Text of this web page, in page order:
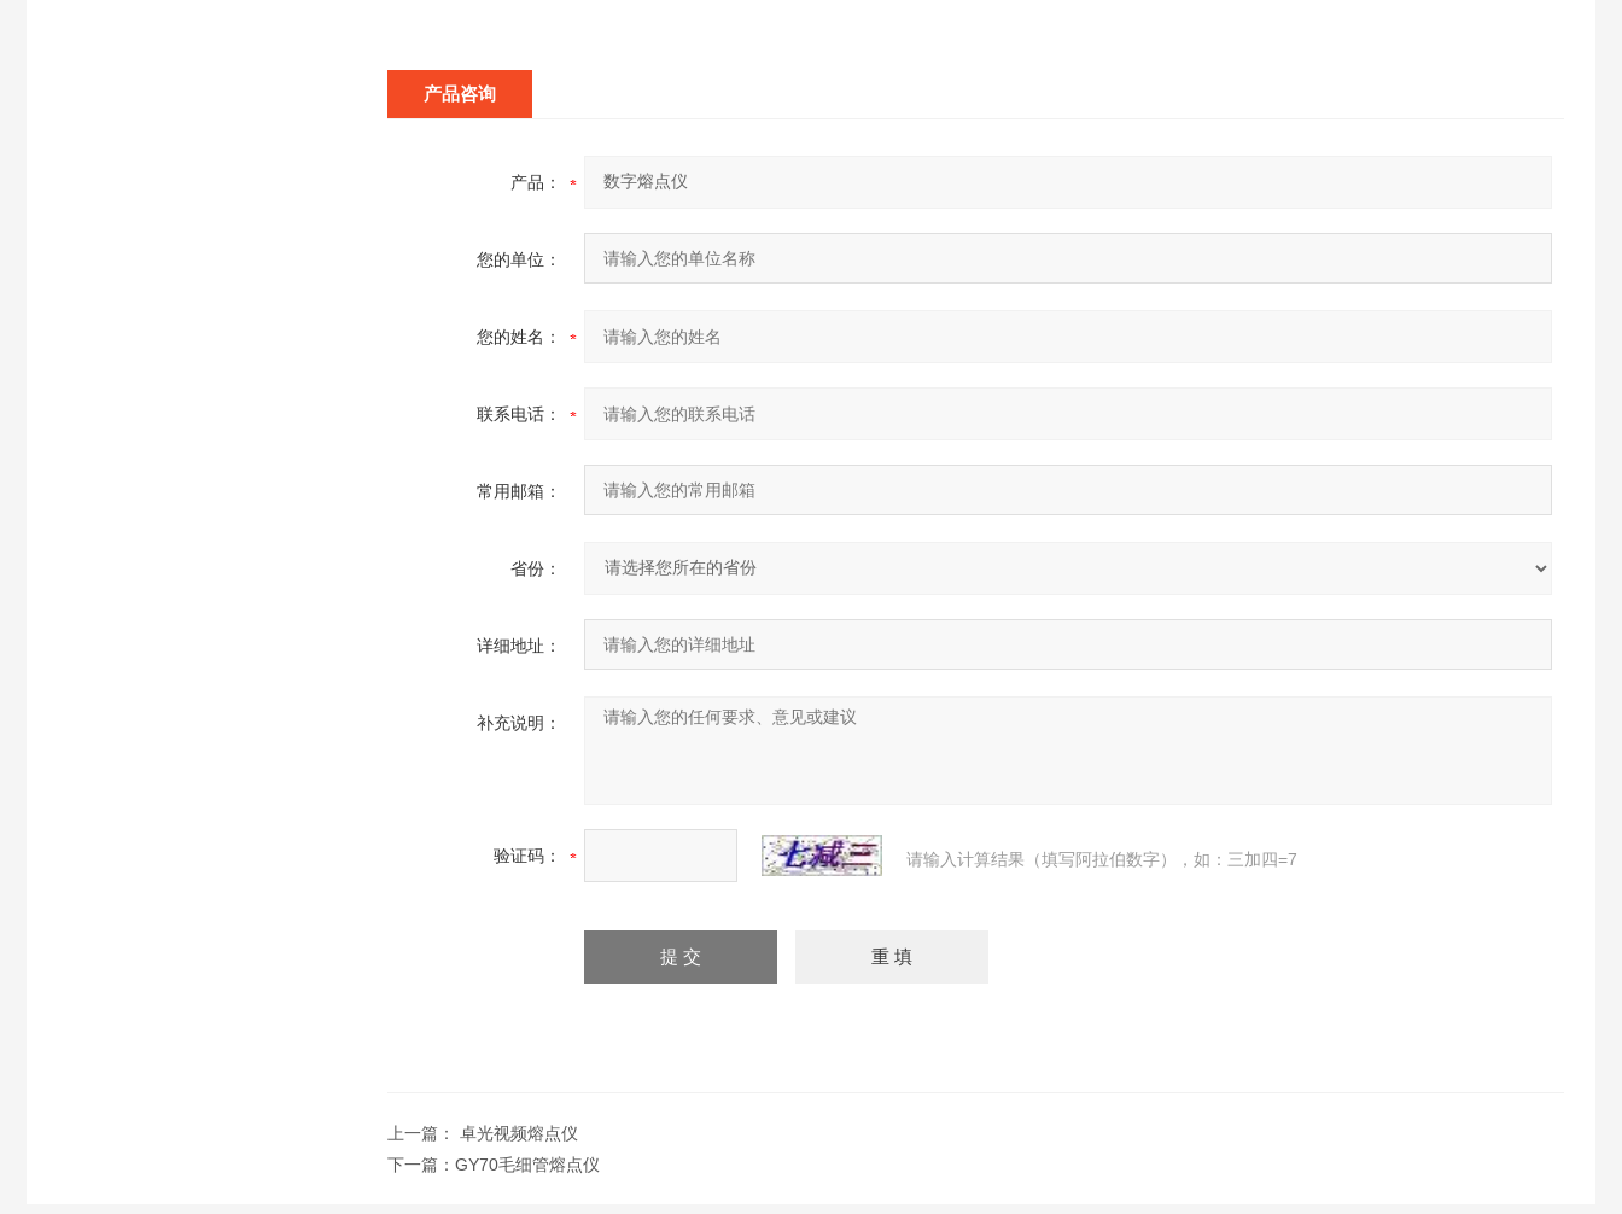
产品咨询
产品：
您的单位：
您的姓名：
联系电话：
常用邮箱：
省份：
详细地址：
补充说明：
验证码： 请输入计算结果（填写阿拉伯数字），如：三加四=7
上一篇： 卓光视频熔点仪
下一篇： GY70毛细管熔点仪